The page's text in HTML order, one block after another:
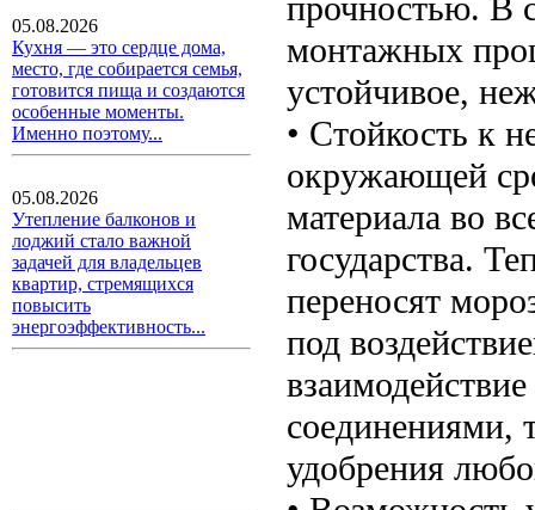
05.08.2026
Кухня — это сердце дома,
место, где собирается семья,
готовится пища и создаются
особенные моменты.
Именно поэтому...
05.08.2026
Утепление балконов и
лоджий стало важной
задачей для владельцев
квартир, стремящихся
повысить
энергоэффективность...
прочностью. В
монтажных
устойчивое,
• Стойкость к
окружающей
материала во
государства.
переносят
под
соединениями,
удобрения